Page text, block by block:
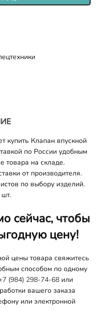
купить Клапан впускной
по России удобным
товара на складе.
от производителя.
по выбору изделий.
сейчас, чтобы
цену!
цены товара свяжитесь
способом по одному
(984) 298-74-68 или
вашего заказа
или электронной